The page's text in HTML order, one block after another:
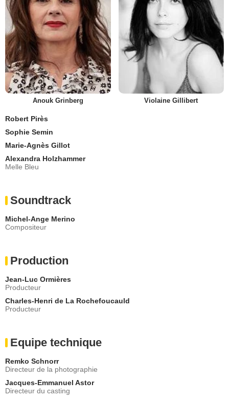
Anouk Grinberg Violaine Gillibert
Robert Pirès
Sophie Semin
Marie-Agnès Gillot
Alexandra Holzhammer
Melle Bleu
Soundtrack
Michel-Ange Merino
Compositeur
Production
Jean-Luc Ormières
Producteur
Charles-Henri de La Rochefoucauld
Producteur
Equipe technique
Remko Schnorr
Directeur de la photographie
Jacques-Emmanuel Astor
Directeur du casting